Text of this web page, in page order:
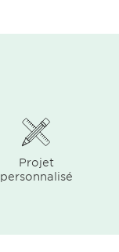
Projet
personnalisé